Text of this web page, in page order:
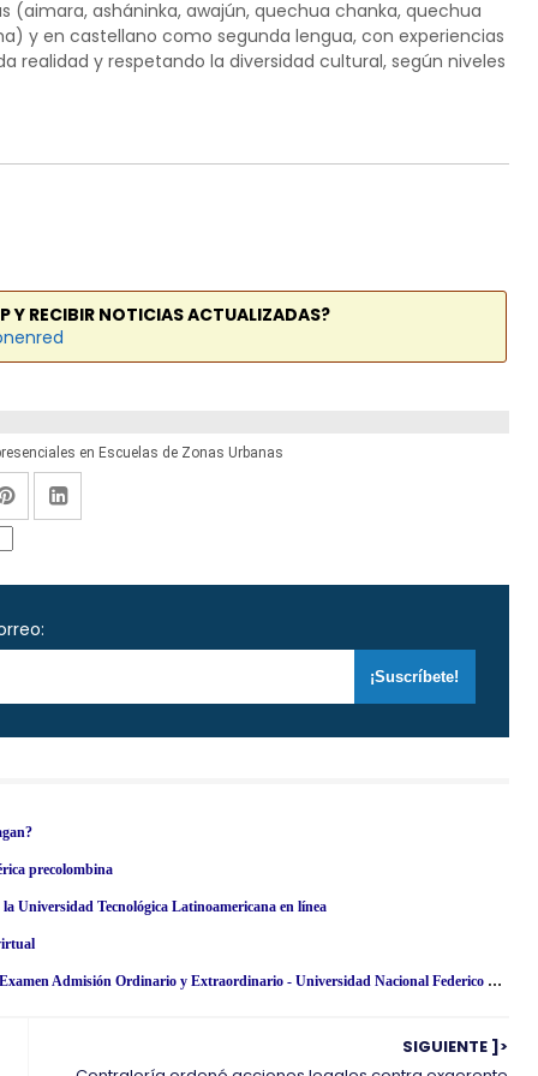
(aimara, asháninka, awajún, quechua chanka, quechua
y en castellano como segunda lengua, con experiencias
realidad y respetando la diversidad cultural, según niveles
Y RECIBIR NOTICIAS ACTUALIZADAS?
en Escuelas de Zonas Urbanas
precolombina
Universidad Tecnológica Latinoamericana en línea
Resultados UNFV 2024 (Domingo 28 Abril) Lista de Ingresantes - Examen Admisión Ordinario y Extraordinario - Universidad Nacional Federico Villarreal - www·unfv·edu·pe
SIGUIENTE ]>